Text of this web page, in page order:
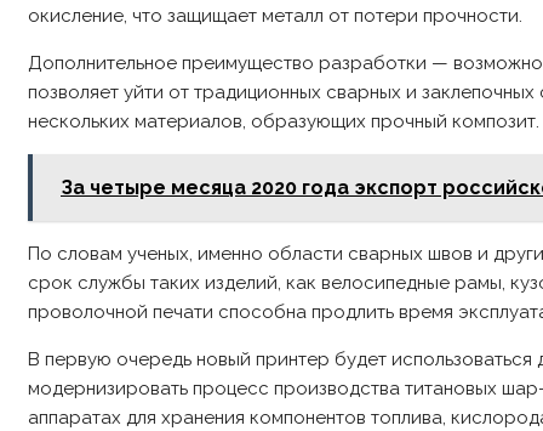
окисление, что защищает металл от потери прочности.
Дополнительное преимущество разработки —
позволяет уйти от традиционных сварных и
нескольких материалов, образующих прочный композит.
За четыре месяца 2020 года экспорт
По словам ученых, именно области сварных швов и
срок службы таких изделий, как велосипедные рамы,
проволочной печати способна продлить время
В первую очередь новый принтер будет
модернизировать процесс производства титановых
аппаратах для хранения компонентов топлива,